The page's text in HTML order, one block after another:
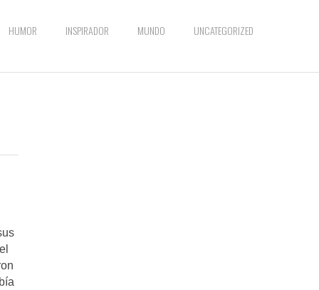
HUMOR INSPIRADOR MUNDO UNCATEGORIZED